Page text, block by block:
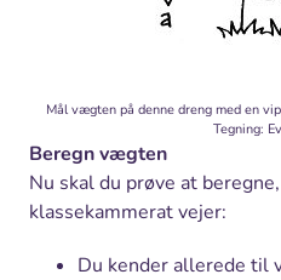
Mål vægten på denne dreng med en
Tegning:
Beregn vægten
Nu skal du prøve at
klassekammerat vejer:
Du kender allerede til